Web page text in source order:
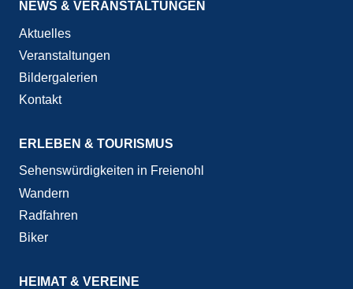
NEWS & VERANSTALTUNGEN
Aktuelles
Veranstaltungen
Bildergalerien
Kontakt
ERLEBEN & TOURISMUS
Sehenswürdigkeiten in Freienohl
Wandern
Radfahren
Biker
HEIMAT & VEREINE